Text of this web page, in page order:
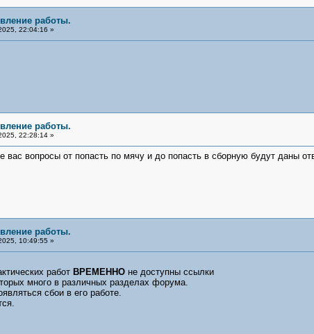
работы.
22:04:16 »
работы.
22:28:14 »
вопросы от попасть по мячу и до попасть в сборную будут даны
работы.
10:49:55 »
работ ВРЕМЕННОне доступны ссылки
много в различных разделах форума.
сбои в его работе.